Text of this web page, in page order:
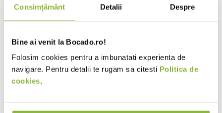
Consimțământ Detalii Despre
Bine ai venit la Bocado.ro!
Folosim cookies pentru a imbunatati experienta de
navigare. Pentru detalii te rugam sa citesti Politica de
cookies.
Balsam de par albastrele si
passiflora
15ml bax*330 buc